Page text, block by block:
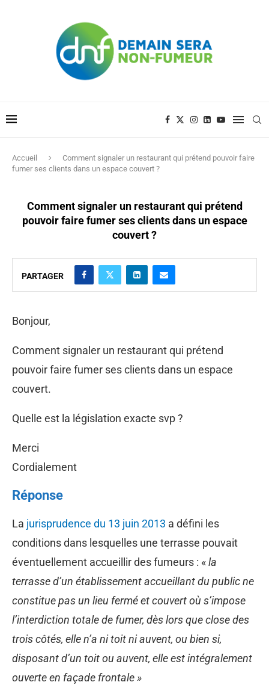
Accueil
Comment signaler un restaurant qui prétend pouvoir faire
fumer ses clients dans un espace couvert ?
Comment signaler un restaurant qui prétend
pouvoir faire fumer ses clients dans un espace
couvert ?
PARTAGER
Bonjour,
Comment signaler un restaurant qui prétend
pouvoir faire fumer ses clients dans un espace
couvert.
Quelle est la législation exacte svp ?
Merci
Cordialement
Réponse
La jurisprudence du 13 juin 2013 a défini les
conditions dans lesquelles une terrasse pouvait
éventuellement accueillir des fumeurs : «la
terrasse d’un établissement accueillant du public ne
constitue pas un lieu fermé et couvert où s’impose
l’interdiction totale de fumer, dès lors que close des
trois côtés, elle n’a ni toit ni auvent, ou bien si,
disposant d’un toit ou auvent, elle est intégralement
ouverte en façade frontale »